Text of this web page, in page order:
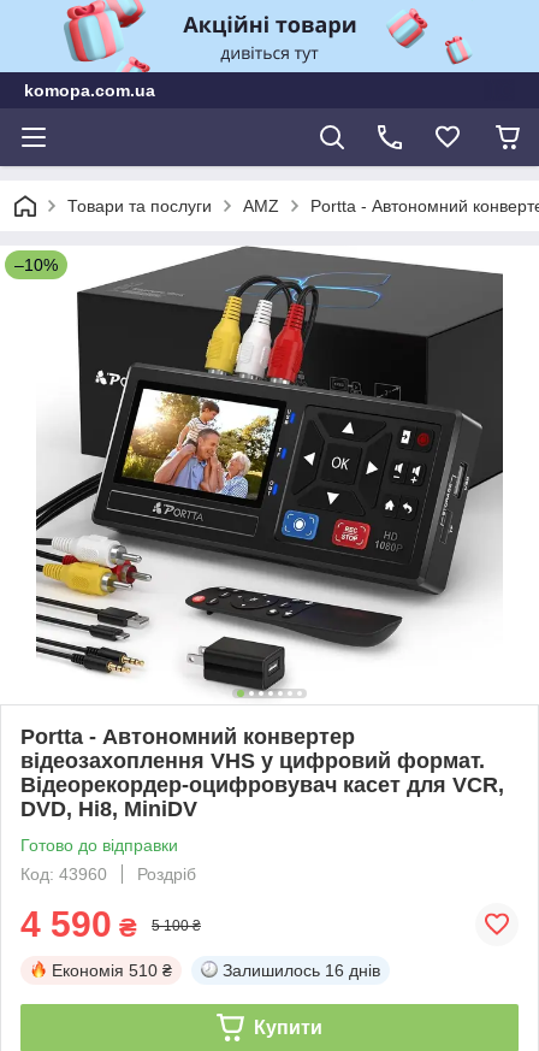
komopa.com.ua
Товари та послуги AMZ Portta - Автономний
–10%
Portta - Автономний конвертер
відеозахоплення VHS у цифровий формат.
Відеорекордер-оцифровувач касет для VCR,
DVD, Hi8, MiniDV
Готово до відправки
Код: 43960
Роздріб
4 590 ₴ 5 100 ₴
Економія 510 ₴ Залишилось 16 днів
Купити